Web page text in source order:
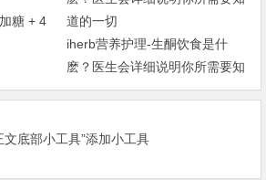
糖 + 4
iherb营养护理-生酮饮食是什
麽？医生会详细说明你所需要知
道的一切
文底部小工具”添加小工具